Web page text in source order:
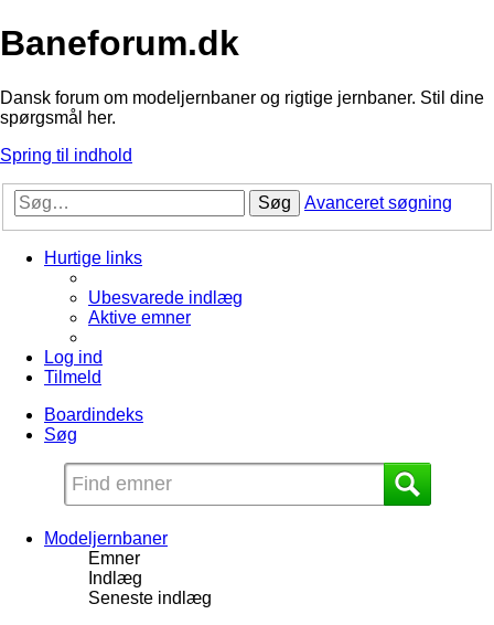
Baneforum.dk
Dansk forum om modeljernbaner og rigtige jernbaner. Stil dine
spørgsmål her.
Spring til indhold
Søg Avanceret søgning
Hurtige links
Ubesvarede indlæg
Aktive emner
Log ind
Tilmeld
Boardindeks
Søg
Modeljernbaner
Emner
Indlæg
Seneste indlæg